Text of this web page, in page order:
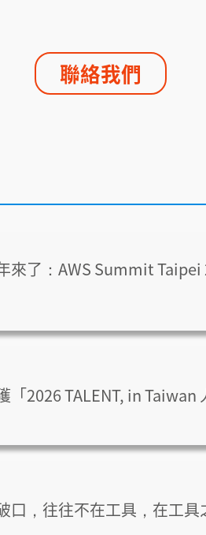
聯絡我們
來了：AWS Summit
「2026 TALENT, in
口，往往不在工具，在工